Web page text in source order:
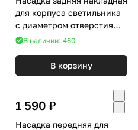
для корпуса светильника
с диаметром отверстия
D85mm Ambrella Diy Spot
В наличии: 460
В корзину
1 590 ₽
Насадка передняя для